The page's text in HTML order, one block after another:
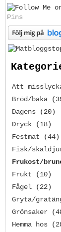
Pins
Att
Bröd/baka
Dagens(20)
Dryck(18)
Festmat (44)
Fisk/
Frukost/
Frukt (10)
Fågel(22)
Gryta/
Grönsaker
Hemma hos